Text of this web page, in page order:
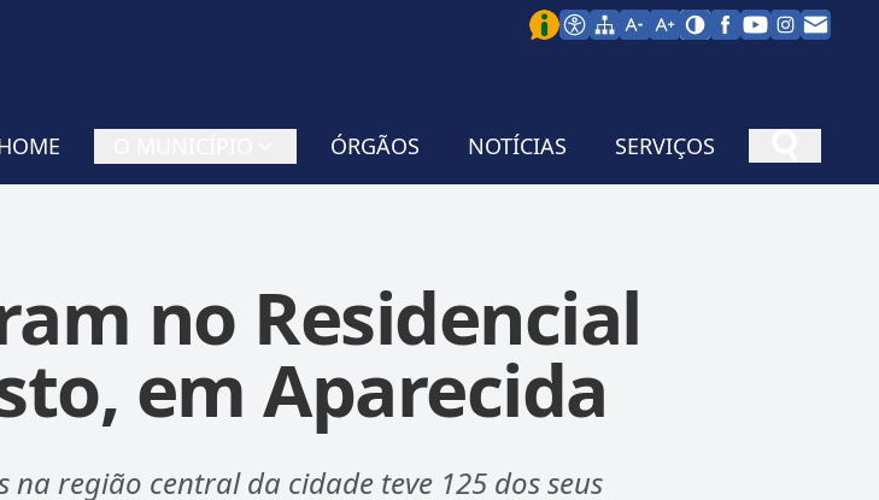
ÓRGÃOS NOTÍCIAS SERVIÇOS
no Residencial
em Aparecida
região central da cidade teve 125 dos seus